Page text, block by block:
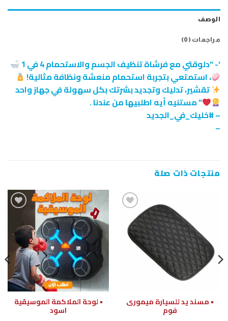
الوصف
مراجعات (0)
‘- “دلوقتي مع فرشاة تنظيف الجسم والاستحمام 4 في 1
، استمتعي بتجربة استحمام منعشة ونظافة مثالية!
تقشير، تدليك وتجديد بشرتك بكل سهولة في جهاز واحد
” مستنيه أيه اطلبيها من عندنا .
– #خليك_في_الجديد
–
منتجات ذات صلة
إضافة
إلى
قائمة
الرغبات
• مسند يد للسيارة ميمورى
فوم
قائمة
الرغبات
• لوحة الملاكمة الموسيقية
اسود